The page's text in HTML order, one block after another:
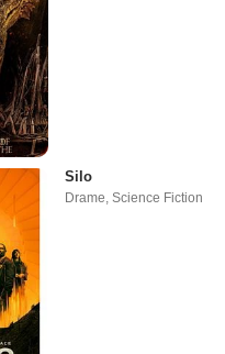
Silo
Drame ,Science Fiction